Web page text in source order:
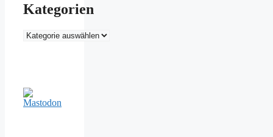
Kategorien
Kategorien